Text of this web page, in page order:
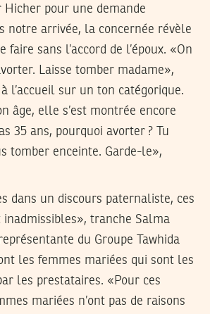
pour une demande
notre arrivée, la concernée révèle
faire sans l’accord de l’époux. «On
Laisse tomber madame»,
l’accueil sur un ton catégorique.
âge, elle s’est montrée encore
35 ans, pourquoi avorter ? Tu
tomber enceinte. Garde-le»,
dans un discours paternaliste, ces
tranche Salma
du Groupe Tawhida
les femmes mariées qui sont les
les prestataires. «Pour ces
mariées n’ont pas de raisons